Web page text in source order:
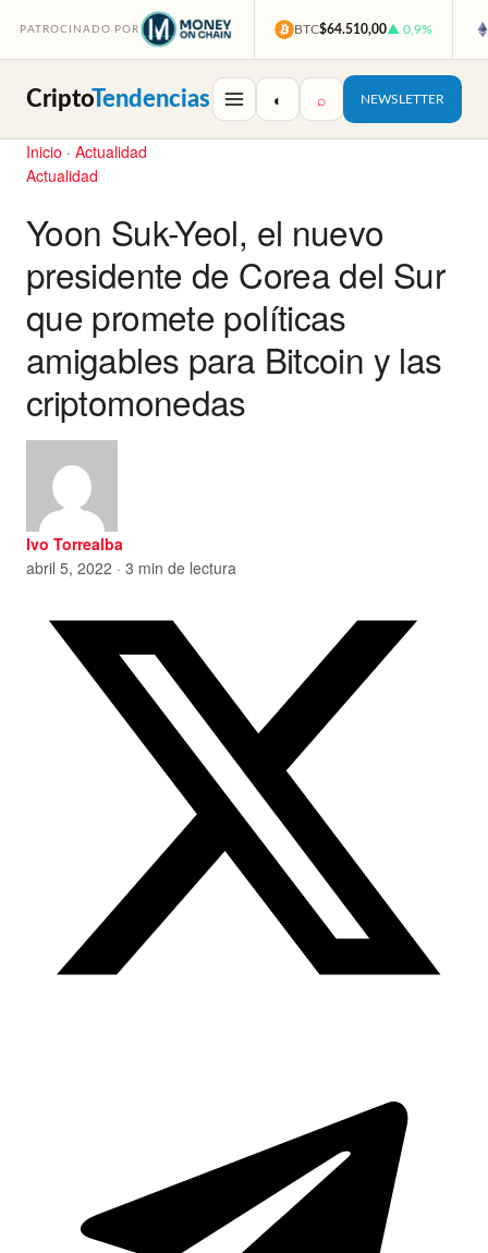
PATROCINADO POR BTC$64.510,00▲ 0,9%
CriptoTendencias ◐ ⌕ NEWSLETTER
Inicio · Actualidad
Actualidad
Yoon Suk-Yeol, el nuevo
presidente de Corea del Sur
que promete políticas
amigables para Bitcoin y las
criptomonedas
Ivo Torrealba
abril 5, 2022 · 3 min de lectura